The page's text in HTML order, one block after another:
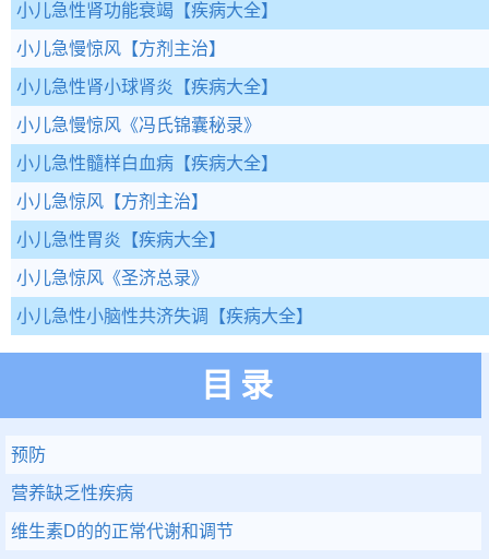
小儿急性肾功能衰竭 【疾病大全】
小儿急慢惊风 【方剂主治】
小儿急性肾小球肾炎 【疾病大全】
小儿急慢惊风 《冯氏锦囊秘录》
小儿急性髓样白血病 【疾病大全】
小儿急惊风 【方剂主治】
小儿急性胃炎 【疾病大全】
小儿急惊风 《圣济总录》
小儿急性小脑性共济失调 【疾病大全】
目录
预防
营养缺乏性疾病
维生素D的的正常代谢和调节